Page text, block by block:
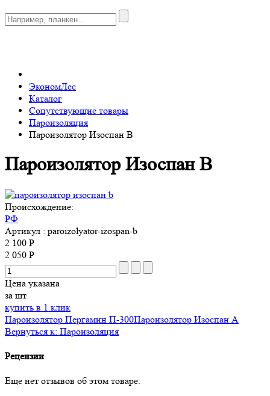
ЭкономЛес
Каталог
Сопутствующие товары
Пароизоляция
Пароизолятор Изоспан B
Пароизолятор Изоспан B
Происхождение:
РФ
Артикул : paroizolyator-izospan-b
2 100 Р
2 050 Р
Цена указана
за шт
купить в 1 клик
Пароизолятор Пергамин П-300Пароизолятор Изоспан А
Вернуться к: Пароизоляция
Рецензии
Еще нет отзывов об этом товаре.